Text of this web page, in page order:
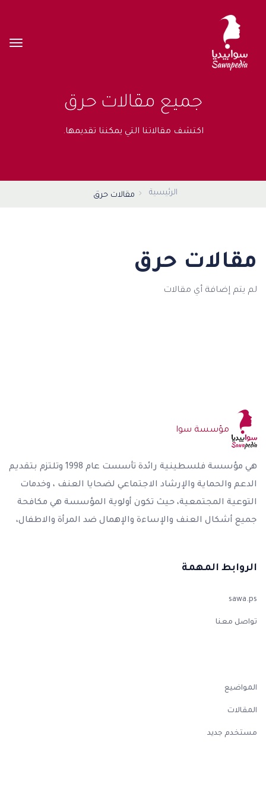
جميع مقالات حرق
اكتشف مقالاتنا التي يمكننا تقديمها.
الرئيسية مقالات حرق
مقالات حرق
لم يتم إضافة أي مقالات
مؤسسة سوا
هي مؤسسة فلسطينية رائدة تأسست عام 1998 وتلتزم بتقديم
الدعم والحماية والإرشاد الاجتماعي لضحايا العنف ، وخدمات
التوعية المجتمعية، حيث تكون أولوية المؤسسة هي مكافحة
جميع أشكال العنف والإساءة والإهمال ضد المرأة والاطفال،
الروابط المهمة
sawa.ps
تواصل معنا
المواضيع
المقالات
مستخدم جديد